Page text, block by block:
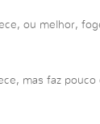
ou melhor,
mas faz pouco